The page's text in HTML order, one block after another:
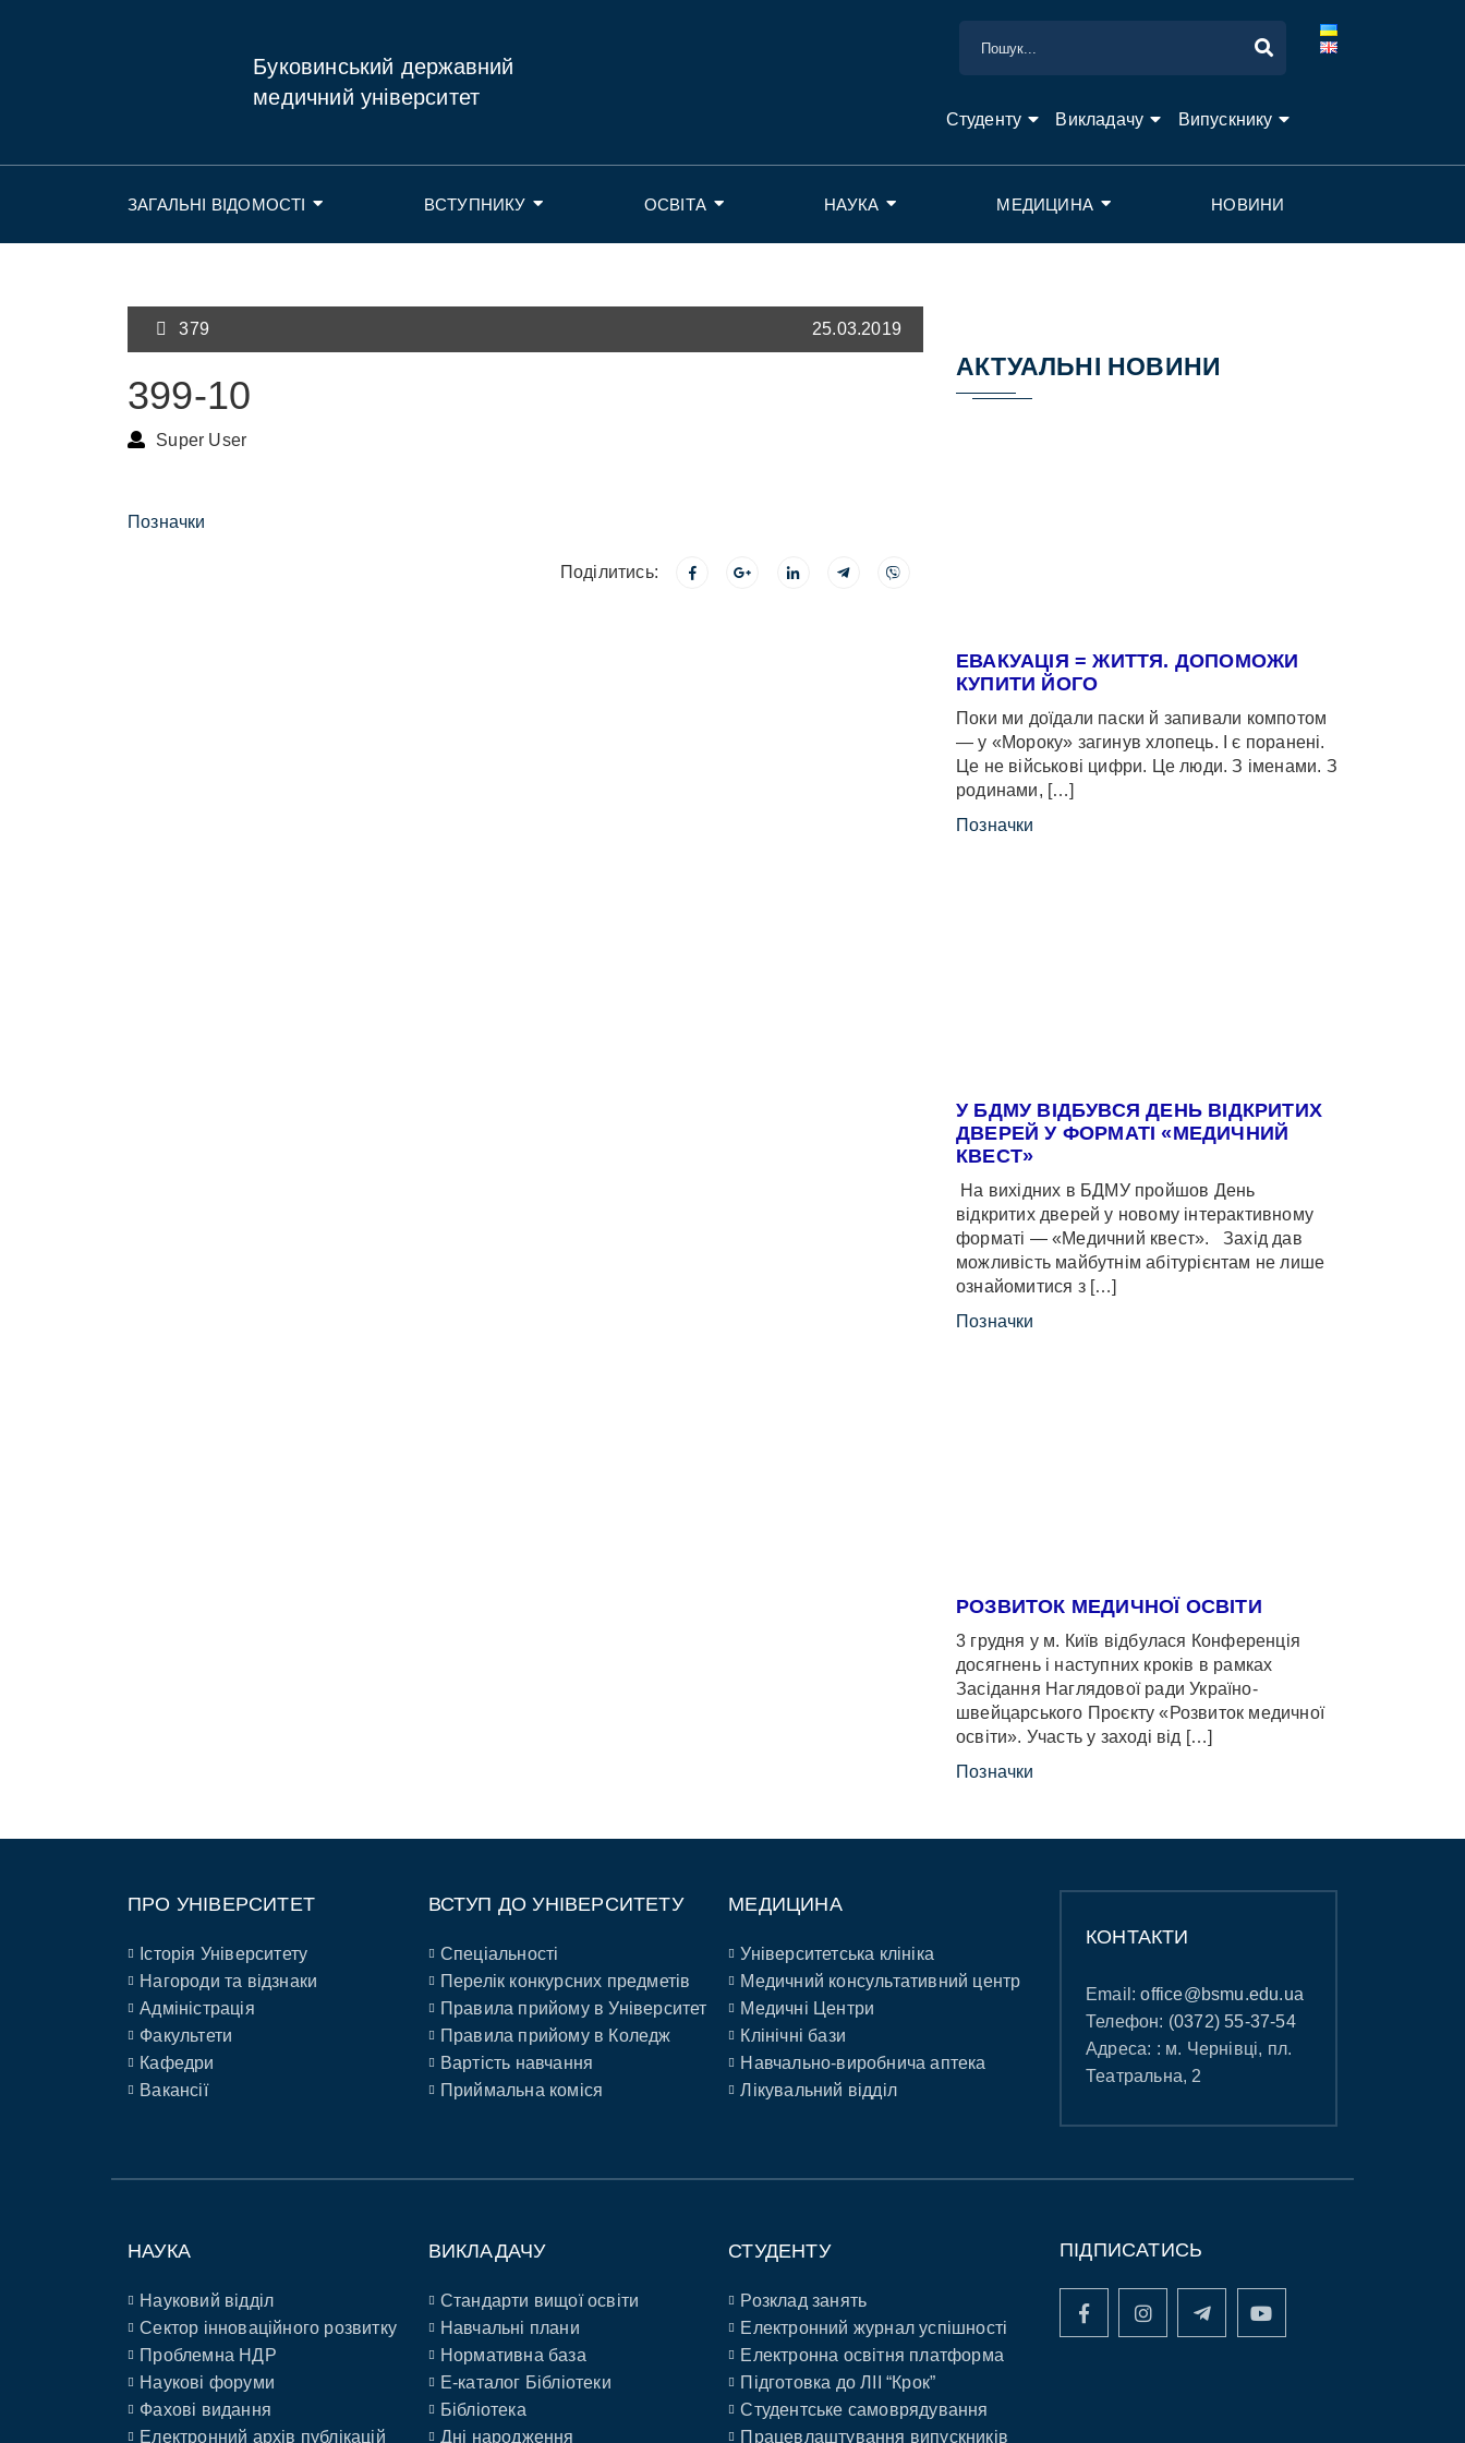
Буковинський державний
медичний університет
Студенту Викладачу Випускнику
ЗАГАЛЬНІ ВІДОМОСТІ ВСТУПНИКУ ОСВІТА НАУКА МЕДИЦИНА НОВИНИ
379 25.03.2019
399-10
Super User
Позначки
Поділитись:
АКТУАЛЬНІ НОВИНИ
ЕВАКУАЦІЯ = ЖИТТЯ. ДОПОМОЖИ
КУПИТИ ЙОГО
Поки ми доїдали паски й запивали компотом
— у «Мороку» загинув хлопець. І є поранені.
Це не військові цифри. Це люди. З іменами. З
родинами, […]
Позначки
У БДМУ ВІДБУВСЯ ДЕНЬ ВІДКРИТИХ
ДВЕРЕЙ У ФОРМАТІ «МЕДИЧНИЙ
КВЕСТ»
На вихідних в БДМУ пройшов День
відкритих дверей у новому інтерактивному
форматі — «Медичний квест». Захід дав
можливість майбутнім абітурієнтам не лише
ознайомитися з […]
Позначки
РОЗВИТОК МЕДИЧНОЇ ОСВІТИ
3 грудня у м. Київ відбулася Конференція
досягнень і наступних кроків в рамках
Засідання Наглядової ради Україно-
швейцарського Проєкту «Розвиток медичної
освіти». Участь у заході від […]
Позначки
ПРО УНІВЕРСИТЕТ
Історія Університету
Нагороди та відзнаки
Адміністрація
Факультети
Кафедри
Вакансії
ВСТУП ДО УНІВЕРСИТЕТУ
Спеціальності
Перелік конкурсних предметів
Правила прийому в Університет
Правила прийому в Коледж
Вартість навчання
Приймальна коміся
МЕДИЦИНА
Університетська клініка
Медичний консультативний центр
Медичні Центри
Клінічні бази
Навчально-виробнича аптека
Лікувальний відділ
КОНТАКТИ
Email:office@bsmu.edu.ua
Телефон: (0372) 55-37-54
Адреса: : м. Чернівці, пл.
Театральна, 2
НАУКА
Науковий відділ
Сектор інноваційного розвитку
Проблемна НДР
Наукові форуми
Фахові видання
Електронний архів публікацій
ВИКЛАДАЧУ
Стандарти вищої освіти
Навчальні плани
Нормативна база
E-каталог Бібліотеки
Бібліотека
Дні народження
СТУДЕНТУ
Розклад занять
Електронний журнал успішності
Електронна освітня платформа
Підготовка до ЛІІ “Крок”
Студентське самоврядування
Працевлаштування випускників
ПІДПИСАТИСЬ